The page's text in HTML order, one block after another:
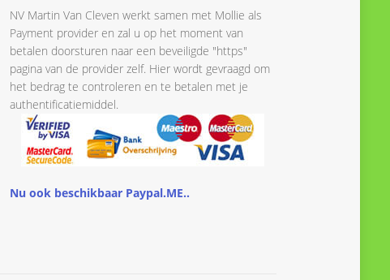
NV Martin Van Cleven werkt samen met Mollie als
Payment provider en zal u op het moment van
betalen doorsturen naar een beveiligde "https"
pagina van de provider zelf. Hier wordt gevraagd om
het bedrag te controleren en te betalen met je
authentificatiemiddel.
Nu ook beschikbaar Paypal.ME..